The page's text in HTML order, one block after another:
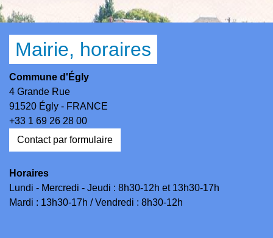
Mairie, horaires
Commune d'Égly
4 Grande Rue
91520 Égly - FRANCE
+33 1 69 26 28 00
Contact par formulaire
Horaires
Lundi - Mercredi - Jeudi : 8h30-12h et 13h30-17h
Mardi : 13h30-17h / Vendredi : 8h30-12h